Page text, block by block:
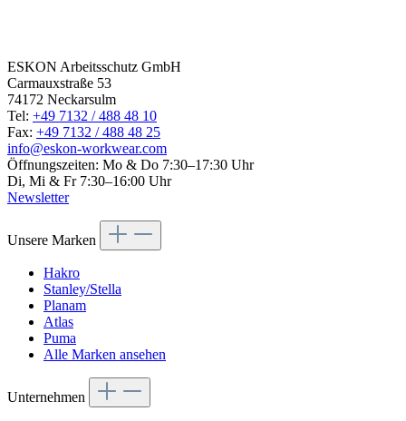
ESKON Arbeitsschutz GmbH
Carmauxstraße 53
74172 Neckarsulm
Tel: +49 7132 / 488 48 10
Fax: +49 7132 / 488 48 25
info@eskon-workwear.com
Öffnungszeiten: Mo & Do 7:30–17:30 Uhr
Di, Mi & Fr 7:30–16:00 Uhr
Newsletter
Unsere Marken
Hakro
Stanley/Stella
Planam
Atlas
Puma
Alle Marken ansehen
Unternehmen